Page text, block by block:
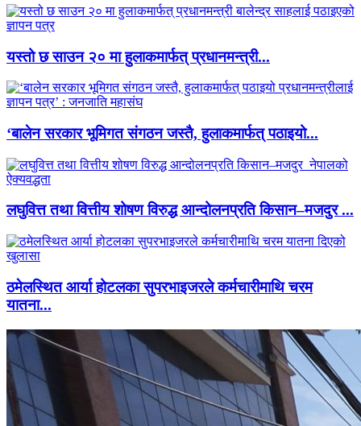
यस्तो छ साउन २० मा हुलाकमार्फत् प्रधानमन्त्री...
‘बालेन सरकार भूमिगत संगठन जस्तै, हुलाकमार्फत् पठाइयो...
लघुवित्त तथा वित्तीय शोषण विरुद्ध आन्दोलनप्रति किसान–मजदुर ...
ठमेलस्थित आर्या होटलका सुपरभाइजरले कर्मचारीमाथि चरम
यातना...